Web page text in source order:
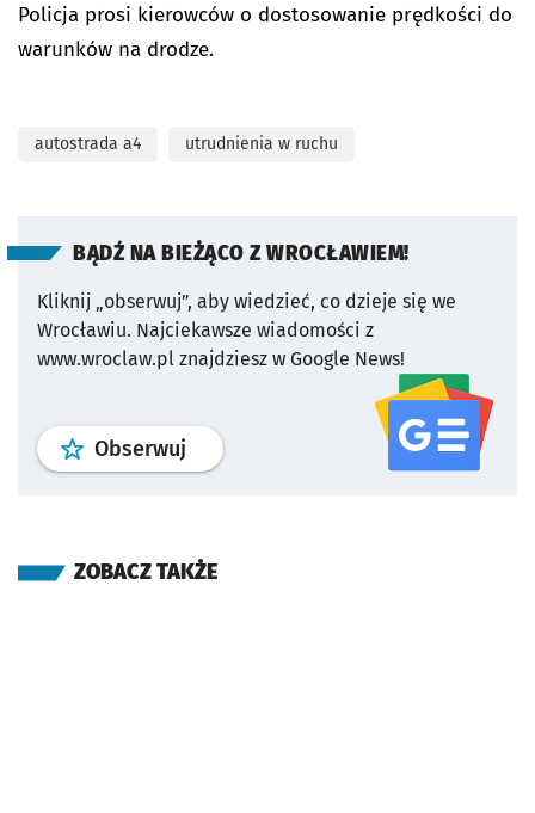
Policja prosi kierowców o dostosowanie prędkości do
warunków na drodze.
autostrada a4 utrudnienia w ruchu
BĄDŹ NA BIEŻĄCO Z WROCŁAWIEM!
Kliknij „obserwuj”, aby wiedzieć, co dzieje się we
Wrocławiu. Najciekawsze wiadomości z
www.wroclaw.pl znajdziesz w Google News!
Obserwuj profil serwisu
ZOBACZ TAKŻE